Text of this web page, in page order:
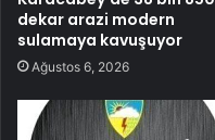
dekar arazi modern
sulamaya kavuşuyor
Ağustos 6, 2026